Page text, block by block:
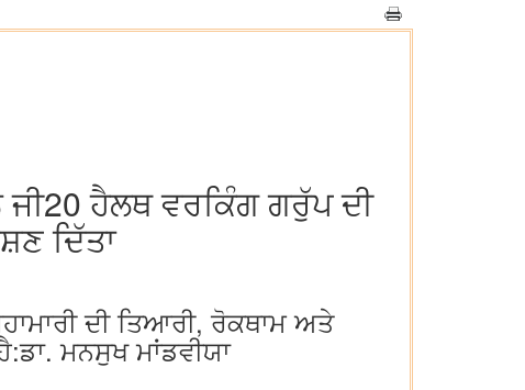
ਹੈਲਥ ਵਰਕਿੰਗ ਗਰੁੱਪ ਦੀ
ਦਿੱਤਾ
ਦੀ ਤਿਆਰੀ, ਰੋਕਥਾਮ ਅਤੇ
ਮਨਸੁਖ ਮਾਂਡਵੀਯਾ